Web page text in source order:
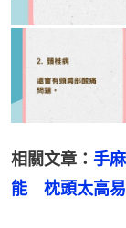
相關文章： 手
能　枕頭太高